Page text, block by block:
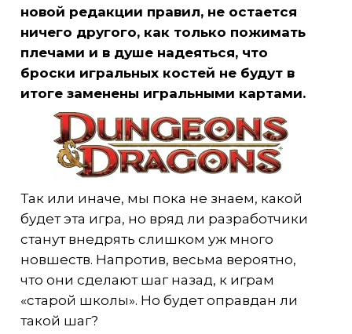
новой редакции правил, не остается
ничего другого, как только пожимать
плечами и в душе надеяться, что
броски игральных костей не будут в
итоге заменены игральными картами.
Так или иначе, мы пока не знаем, какой
будет эта игра, но вряд ли разработчики
станут внедрять слишком уж много
новшеств. Напротив, весьма вероятно,
что они сделают шаг назад, к играм
«старой школы». Но будет оправдан ли
такой шаг?